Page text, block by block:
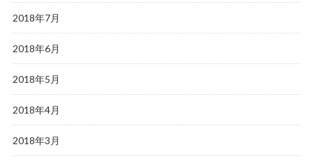
2018年7月
2018年6月
2018年5月
2018年4月
2018年3月